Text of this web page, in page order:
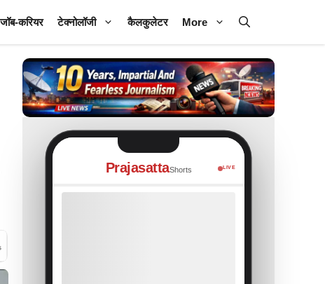
जॉब-करियर टेक्नोलॉजी कैलकुलेटर More
PrajasattaShorts LIVE